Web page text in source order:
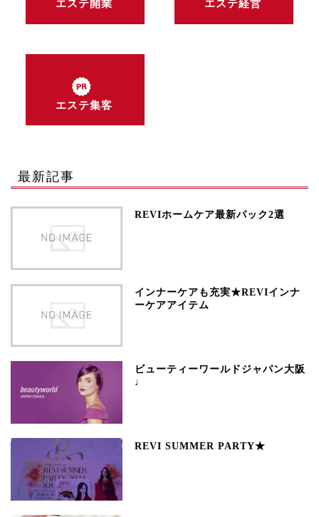
エステ開業 エステ経営
エステ集客
最新記事
REVIホームケア最新パック2選
インナーケアも充実★REVIインナ
ーケアアイテム
ビューティーワールドジャパン大阪
♩
REVI SUMMER PARTY★